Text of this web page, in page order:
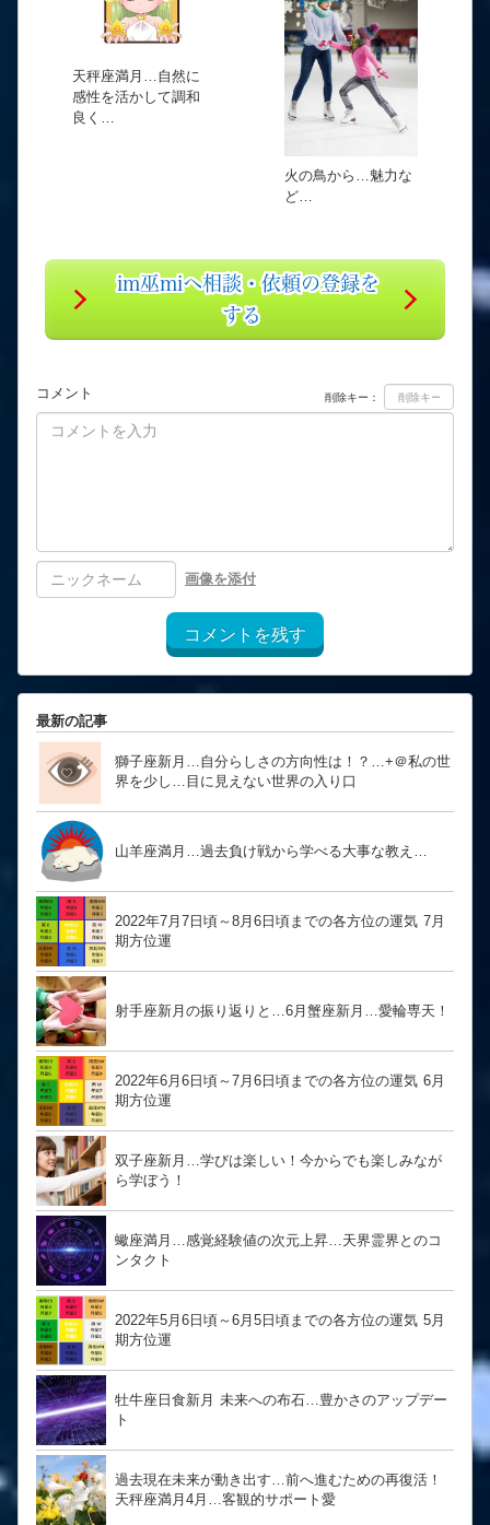
天秤座満月…自然に
感性を活かして調和
良く…
火の鳥から…魅力な
ど…
im巫miへ相談・依頼の登録を
する
コメント 削除キー：
画像を添付
コメントを残す
最新の記事
獅子座新月…自分らしさの方向性は！？… ​​​​​​​+＠私の世
界を少し…目に見えない世界の入り口
山羊座満月…過去負け戦から学べる大事な教え…
2022年7月7日頃～8月6日頃までの各方位の運気 7月
期方位運
射手座新月の振り返りと…6月蟹座新月…愛輪専天！
2022年6月6日頃～7月6日頃までの各方位の運気 6月
期方位運
双子座新月…学びは楽しい！今からでも楽しみなが
ら学ぼう！
蠍座満月…感覚経験値の次元上昇…天界霊界とのコ
ンタクト
2022年5月6日頃～6月5日頃までの各方位の運気 5月
期方位運
牡牛座日食新月 未来への布石…豊かさのアップデー
ト
過去現在未来が動き出す…前へ進むための再復活！
天秤座満月4月…客観的サポート愛